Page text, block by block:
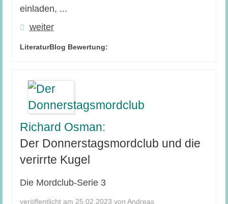
einladen, ...
weiter
LiteraturBlog Bewertung:
Richard Osman:
Der Donnerstagsmordclub und die
verirrte Kugel
Die Mordclub-Serie 3
veröffentlicht am 25.02.2023 von Andreas